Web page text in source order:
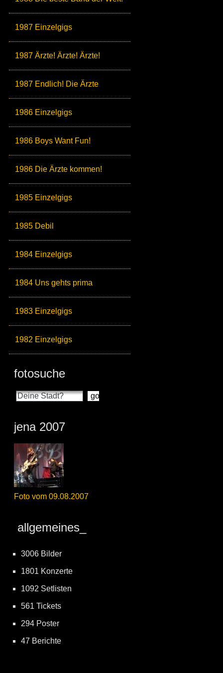
1987 Einzelgigs
1987 Ärzte! Ärzte! Ärzte!
1987 Endlich! Die Ärzte
1986 Einzelgigs
1986 Boys Want Fun!
1986 Die Ärzte kommen!
1985 Einzelgigs
1985 Debil
1984 Einzelgigs
1984 Uns gehts prima
1983 Einzelgigs
1982 Einzelgigs
fotosuche
jena 2007
Foto vom 09.08.2007
allgemeines_
3006 Bilder
1801 Konzerte
1092 Setlisten
561 Tickets
294 Poster
47 Berichte